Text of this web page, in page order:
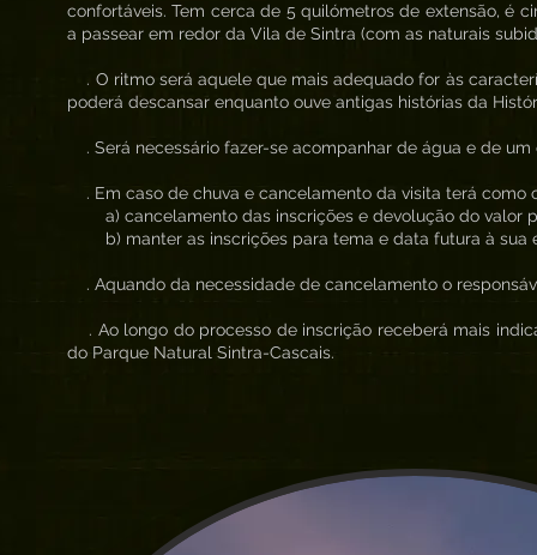
confortáveis. Tem cerca de 5 quilómetros de extensão, é
a passear em redor da Vila de Sintra (com as naturais
. O ritmo será aquele que mais adequado for às
poderá descansar enquanto ouve antigas histórias da
. Será necessário fazer-se acompanhar de água e de um
. Em caso de chuva e cancelamento da visita terá como
a) cancelamento das inscrições e devolução do valor
b) manter as inscrições para tema e data futura à sua
. Aquando da necessidade de cancelamento o
. Ao longo do processo de inscrição receberá mais
do Parque Natural Sintra-Cascais.